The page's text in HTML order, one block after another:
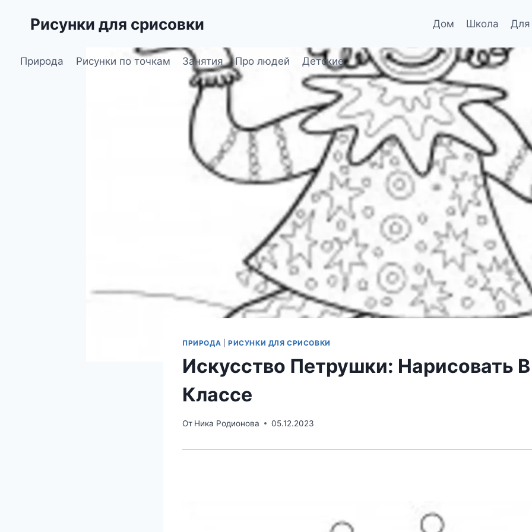
Рисунки для срисовки Дом Школа Для
Природа Рисунки по точкам Занятия Про людей Детские
ПРИРОДА РИСУНКИ ДЛЯ СРИСОВКИ
Искусство Петрушки: Нарисовать
Классе
От Ника Родионова 05.12.2023